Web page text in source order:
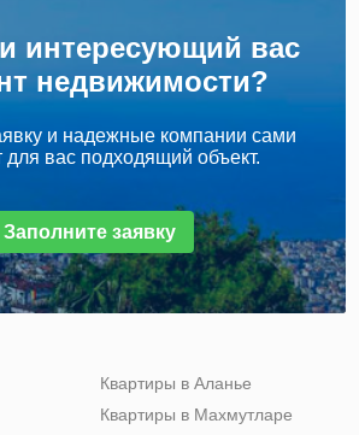
интересующий вас
недвижимости?
и надежные компании сами
для вас подходящий объект.
Заполните заявку
Квартиры в Аланье
Квартиры в Махмутларе